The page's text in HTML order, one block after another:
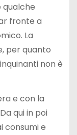
qualche
fronte a
La
per quanto
non è
e con la
qui in poi
consumi e